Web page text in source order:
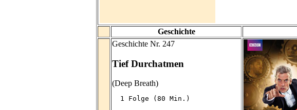
Geschichte
Geschichte Nr. 247
Tief Durchatmen
(Deep Breath)
  1 Folge (80 Min.)